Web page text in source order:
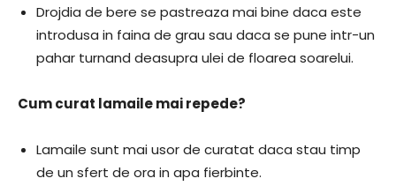
Drojdia de bere se pastreaza mai bine daca este
introdusa in faina de grau sau daca se pune intr-un
pahar turnand deasupra ulei de floarea soarelui.
Cum curat lamaile mai repede?
Lamaile sunt mai usor de curatat daca stau timp
de un sfert de ora in apa fierbinte.